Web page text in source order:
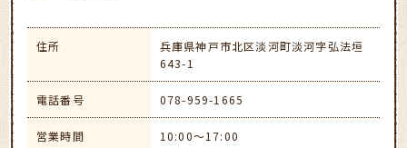
住所
兵庫県神戸市北区淡河町淡河字弘法垣
643-1
電話番号 078-959-1665
営業時間 10:00～17:00